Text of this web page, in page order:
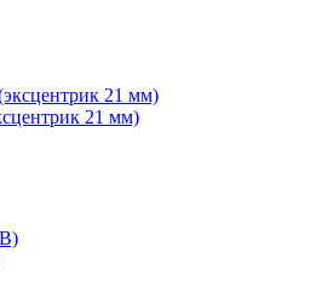
21 мм)